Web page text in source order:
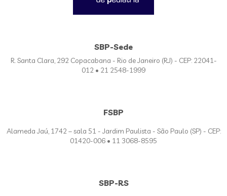
SBP-Sede
R. Santa Clara, 292 Copacabana - Rio de Janeiro (RJ) - CEP: 22041-
012 • 21 2548-1999
FSBP
Alameda Jaú, 1742 – sala 51 - Jardim Paulista - São Paulo (SP) - CEP:
01420-006 • 11 3068-8595
SBP-RS